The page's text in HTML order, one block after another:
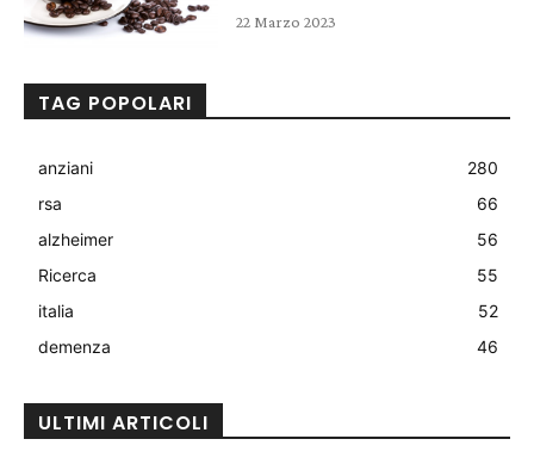
22 Marzo 2023
TAG POPOLARI
anziani
280
rsa
66
alzheimer
56
Ricerca
55
italia
52
demenza
46
ULTIMI ARTICOLI